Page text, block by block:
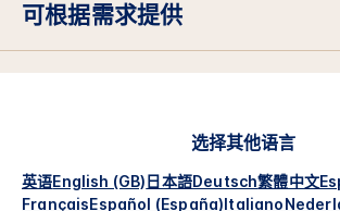
可根据需求提供
选择其他语言
英语English (GB) 日本語Deutsch繁體中文
FrançaisEspañol (España) Italiano